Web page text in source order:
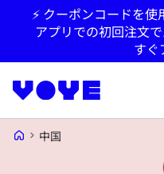
⚡ クーポンコードを
アプリでの初回注文で
すぐ
Voye Homepage
中国